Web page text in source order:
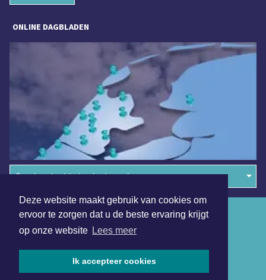
Deze website maakt gebruik van cookies om
ervoor te zorgen dat u de beste ervaring krijgt
op onze website Lees meer
Ik accepteer cookies
ONLINE DAGBLADEN
Overige dagbladen in de regio
Algemene voorwaarden
Disclaimer